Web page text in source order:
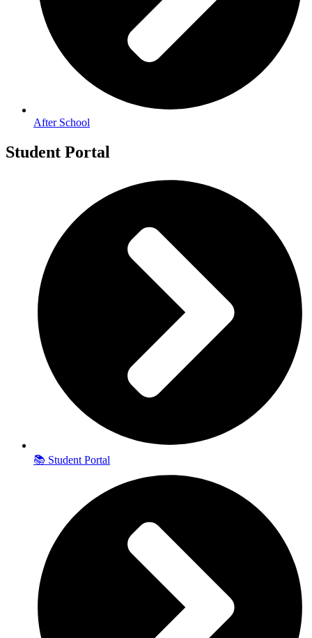
After School
Student Portal
📚 Student Portal